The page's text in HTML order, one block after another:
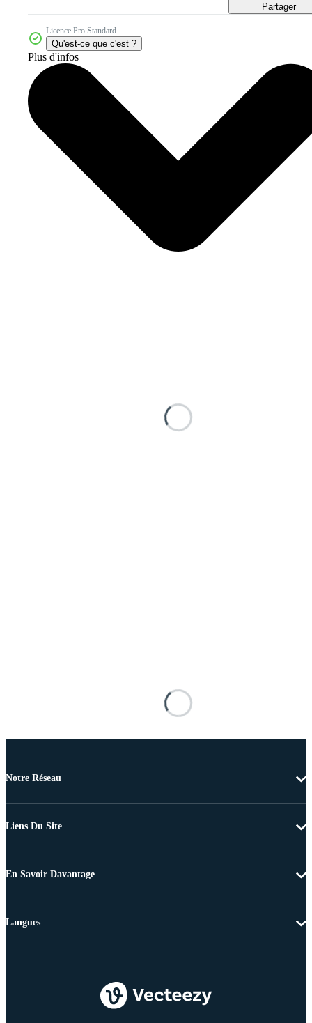
Partager
Licence Pro Standard
Qu'est-ce que c'est ?
Plus d'infos
Notre Réseau
Liens Du Site
En Savoir Davantage
Langues